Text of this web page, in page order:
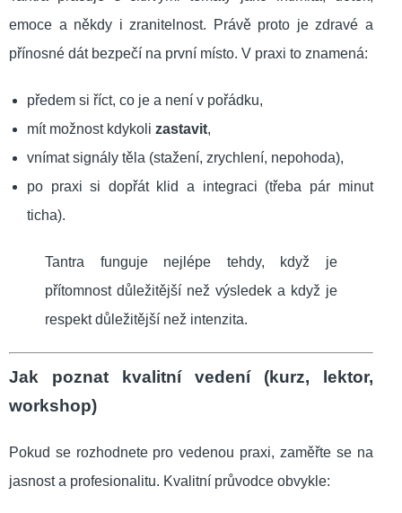
emoce a někdy i zranitelnost. Právě proto je zdravé a
přínosné dát bezpečí na první místo. V praxi to znamená:
předem si říct, co je a není v pořádku,
mít možnost kdykoli zastavit,
vnímat signály těla (stažení, zrychlení, nepohoda),
po praxi si dopřát klid a integraci (třeba pár minut
ticha).
Tantra funguje nejlépe tehdy, když je
přítomnost důležitější než výsledek a když je
respekt důležitější než intenzita.
Jak poznat kvalitní vedení (kurz, lektor,
workshop)
Pokud se rozhodnete pro vedenou praxi, zaměřte se na
jasnost a profesionalitu. Kvalitní průvodce obvykle: